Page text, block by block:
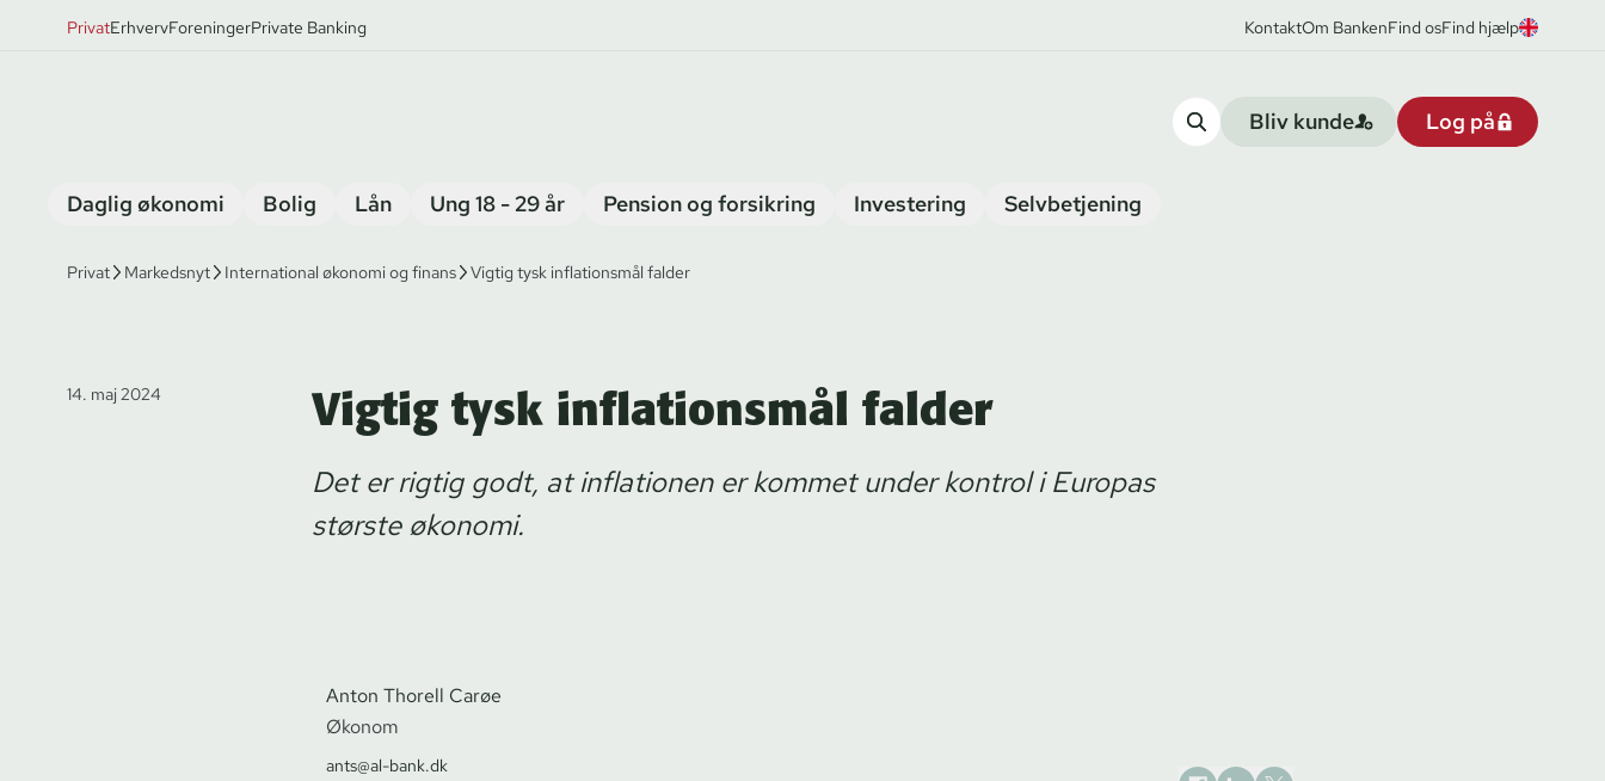
PrivatErhvervForeningerPrivate Banking KontaktOm BankenFind osFind hjælp
Bliv kunde Log på
Daglig økonomi Bolig Lån Ung 18 - 29 år Pension og forsikring Investering Selvbetjening
Privat Markedsnyt International økonomi og finans Vigtig tysk inflationsmål falder
14. maj 2024 Vigtig tysk inflationsmål falder
Det er rigtig godt, at inflationen er kommet under kontrol i Europas
største økonomi.
Anton Thorell Carøe
Økonom
ants@al-bank.dk